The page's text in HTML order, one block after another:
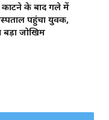
के बाद गले में
पहुंचा युवक,
बड़ा जोखिम